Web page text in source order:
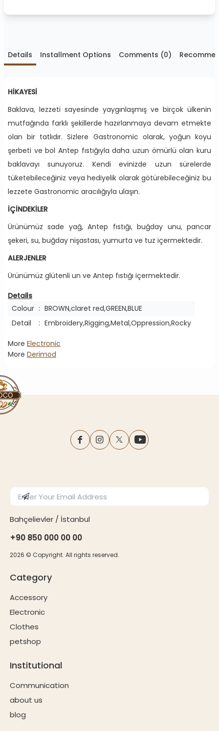
Details Installment Options Comments (0)
HİKAYESİ
Baklava, lezzeti sayesinde yaygınlaşmış ve birçok ülkenin
mutfağında farklı şekillerde hazırlanmaya devam etmekte
olan bir tatlıdır. Sizlere Gastronomic olarak, yoğun koyu
şerbeti ve bol Antep fıstığıyla daha uzun ömürlü olan kuru
baklavayı sunuyoruz. Kendi evinizde uzun sürelerde
tüketebileceğiniz veya hediyelik olarak götürebileceğiniz bu
lezzete Gastronomic aracılığıyla ulaşın.
İÇİNDEKİLER
Ürünümüz sade yağ, Antep fıstığı, buğday unu, pancar
şekeri, su, buğday nişastası, yumurta ve tuz içermektedir.
ALERJENLER
Ürünümüz glütenli un ve Antep fıstığı içermektedir.
Details
Colour : BROWN,claret red,GREEN,BLUE
Detail
: Embroidery,Rigging,Metal,Oppression,Rocky
More Electronic
More Derimod
facebookinstagram
twitteryoutube
Enter Email Address
Subscribe
Bahçelievler / İstanbul
+90 850 000 00 00
2026 © Copyright. All rights reserved.
Category
Accessory
Electronic
Clothes
petshop
Institutional
Communication
about us
blog